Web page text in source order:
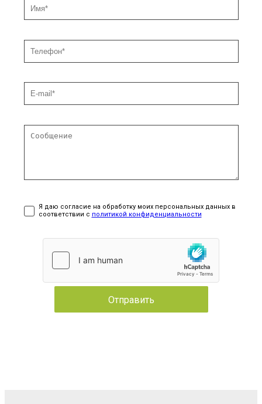
Я даю согласие на обработку моих персональных данных в
соответствии с политикой конфиденциальности